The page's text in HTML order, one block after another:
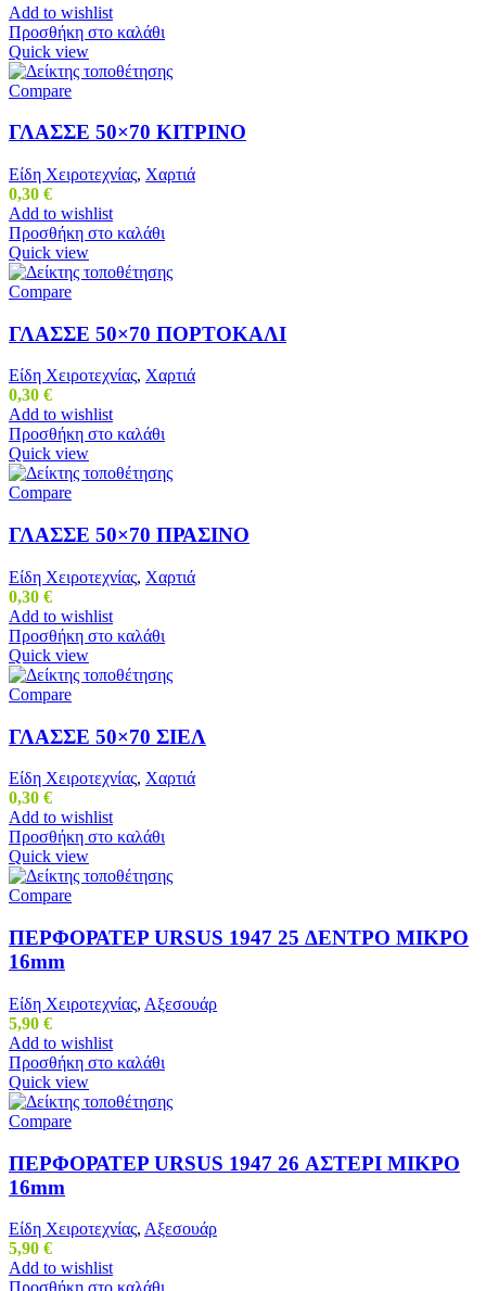
Add to wishlist
Προσθήκη στο καλάθι
Quick view
Compare
ΓΛΑΣΣΕ 50×70 ΚΙΤΡΙΝΟ
Είδη Χειροτεχνίας, Χαρτιά
0,30 €
Add to wishlist
Προσθήκη στο καλάθι
Quick view
Compare
ΓΛΑΣΣΕ 50×70 ΠΟΡΤΟΚΑΛΙ
Είδη Χειροτεχνίας, Χαρτιά
0,30 €
Add to wishlist
Προσθήκη στο καλάθι
Quick view
Compare
ΓΛΑΣΣΕ 50×70 ΠΡΑΣΙΝΟ
Είδη Χειροτεχνίας, Χαρτιά
0,30 €
Add to wishlist
Προσθήκη στο καλάθι
Quick view
Compare
ΓΛΑΣΣΕ 50×70 ΣΙΕΛ
Είδη Χειροτεχνίας, Χαρτιά
0,30 €
Add to wishlist
Προσθήκη στο καλάθι
Quick view
Compare
ΠΕΡΦΟΡΑΤΕΡ URSUS 1947 25 ΔΕΝΤΡΟ ΜΙΚΡΟ
16mm
Είδη Χειροτεχνίας, Αξεσουάρ
5,90 €
Add to wishlist
Προσθήκη στο καλάθι
Quick view
Compare
ΠΕΡΦΟΡΑΤΕΡ URSUS 1947 26 ΑΣΤΕΡΙ ΜΙΚΡΟ
16mm
Είδη Χειροτεχνίας, Αξεσουάρ
5,90 €
Add to wishlist